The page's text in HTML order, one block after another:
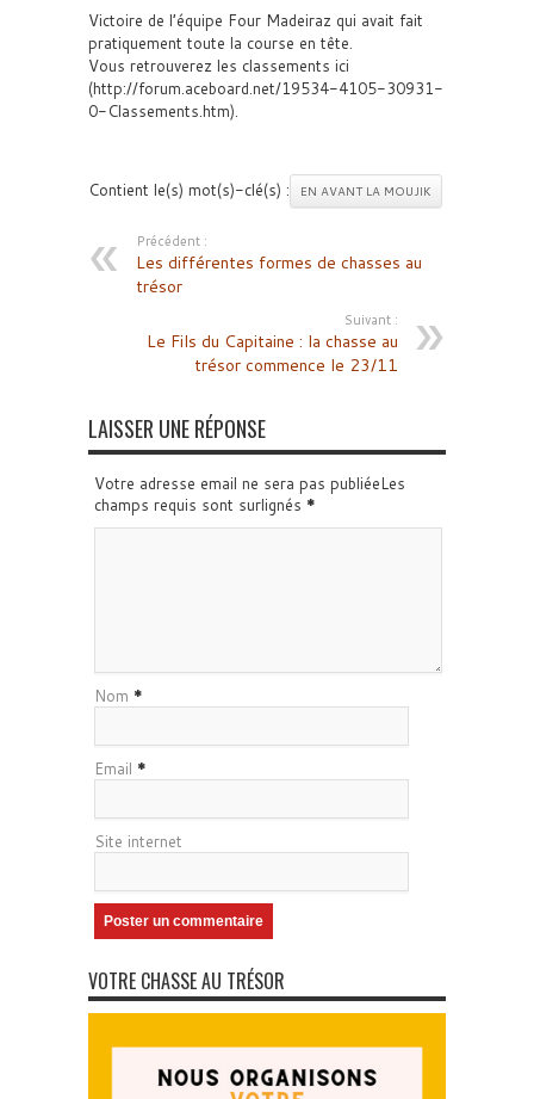
Victoire de l’équipe Four Madeiraz qui avait fait
pratiquement toute la course en tête.
Vous retrouverez les classements ici
(http://forum.aceboard.net/19534-4105-30931-
0-Classements.htm).
Contient le(s) mot(s)-clé(s) : EN AVANT LA MOUJIK
Précédent :
Les différentes formes de chasses au
trésor
Suivant :
Le Fils du Capitaine : la chasse au
trésor commence le 23/11
LAISSER UNE RÉPONSE
Votre adresse email ne sera pas publiéeLes
champs requis sont surlignés *
Nom *
Email *
Site internet
VOTRE CHASSE AU TRÉSOR